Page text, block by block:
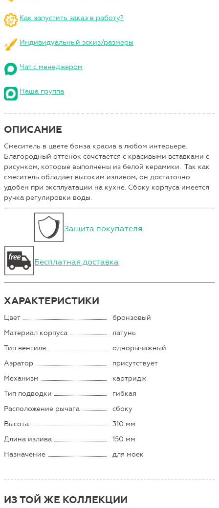
Как запустить заказ в работу?
Индивидуальный эскиз/размеры
Чат с менеджером
Наша группа
ОПИСАНИЕ
Смеситель в цвете бонза красив в любом интерьере.
Благородный оттенок сочетается с красивыми вставками с
рисунком, которые выполнены из белой керамики. Так как
смеситель обладает высоким изливом, он достаточно
удобен при эксплуатации на кухне. Сбоку корпуса имеется
ручка регулировки воды.
Защита покупателя
Бесплатная доставка
ХАРАКТЕРИСТИКИ
Цвет
бронзовый
Материал корпуса
латунь
Тип вентиля
однорычажный
Аэратор
присутствует
Механизм
картридж
Тип подводки
гибкая
Расположение рычага
сбоку
Высота
310 мм
Длина излива
150 мм
Назначение
для моек
ИЗ ТОЙ ЖЕ КОЛЛЕКЦИИ